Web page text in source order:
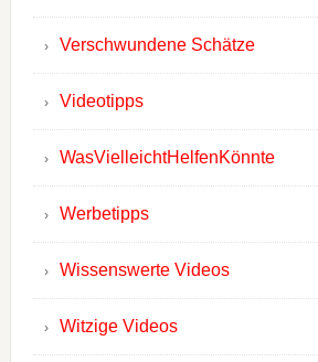
Verschwundene Schätze
Videotipps
WasVielleichtHelfenKönnte
Werbetipps
Wissenswerte Videos
Witzige Videos